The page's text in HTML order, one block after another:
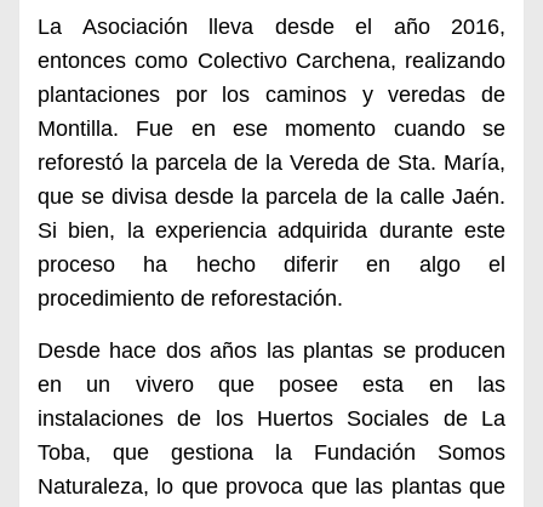
La Asociación lleva desde el año 2016,
entonces como Colectivo Carchena, realizando
plantaciones por los caminos y veredas de
Montilla. Fue en ese momento cuando se
reforestó la parcela de la Vereda de Sta. María,
que se divisa desde la parcela de la calle Jaén.
Si bien, la experiencia adquirida durante este
proceso ha hecho diferir en algo el
procedimiento de reforestación.
Desde hace dos años las plantas se producen
en un vivero que posee esta en las
instalaciones de los Huertos Sociales de La
Toba, que gestiona la Fundación Somos
Naturaleza, lo que provoca que las plantas que